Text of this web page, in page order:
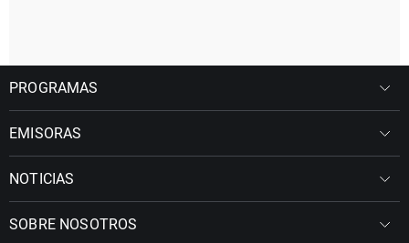
PROGRAMAS
EMISORAS
NOTICIAS
SOBRE NOSOTROS